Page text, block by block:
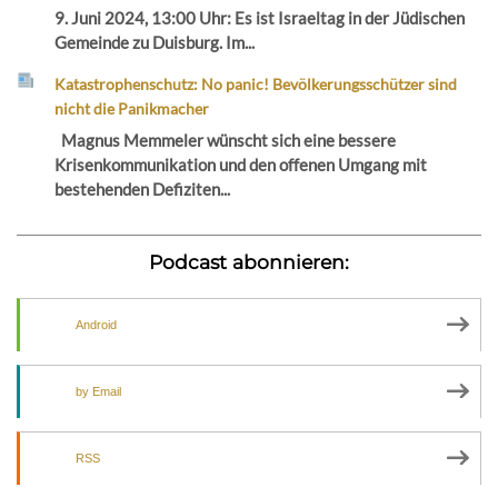
9. Juni 2024, 13:00 Uhr: Es ist Israeltag in der Jüdischen
Gemeinde zu Duisburg. Im...
Katastrophenschutz: No panic! Bevölkerungsschützer sind
nicht die Panikmacher
Magnus Memmeler wünscht sich eine bessere
Krisenkommunikation und den offenen Umgang mit
bestehenden Defiziten...
Podcast abonnieren:
Android
by Email
RSS